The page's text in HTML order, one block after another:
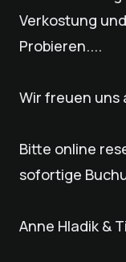
Verkostung
Probieren....
Wir freuen uns
Bitte online
sofortige
Anne Hladik &